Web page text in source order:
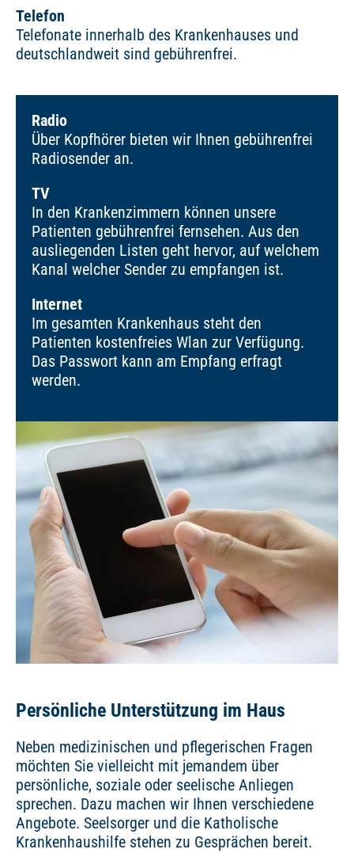
Telefon
Telefonate innerhalb des Krankenhauses und
deutschlandweit sind gebührenfrei.
Radio
Über Kopfhörer bieten wir Ihnen gebührenfrei
Radiosender an.
TV
In den Krankenzimmern können unsere
Patienten gebührenfrei fernsehen. Aus den
ausliegenden Listen geht hervor, auf welchem
Kanal welcher Sender zu empfangen ist.
Internet
Im gesamten Krankenhaus steht den
Patienten kostenfreies Wlan zur Verfügung.
Das Passwort kann am Empfang erfragt
werden.
Persönliche Unterstützung im Haus
Neben medizinischen und pflegerischen Fragen
möchten Sie vielleicht mit jemandem über
persönliche, soziale oder seelische Anliegen
sprechen. Dazu machen wir Ihnen verschiedene
Angebote. Seelsorger und die Katholische
Krankenhaushilfe stehen zu Gesprächen bereit.